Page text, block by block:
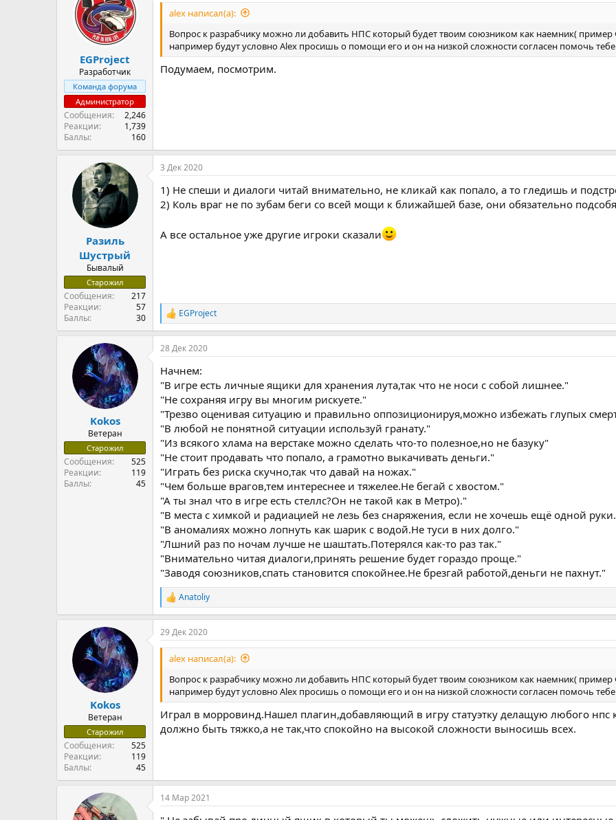
и
EGProject
Разработчик
Команда форума
Администратор
Сообщения
2,246
Реакции
1,739
Баллы
160
alex написал(а):
Вопрос к разрабчику можно ли добавить НПС который будет твоим союзником как наемник( пример
например будут условно Alex просишь о помощи его и он на низкой сложности согласен помочь тебе
Подумаем, посмотрим.
Разиль
Шустрый
Бывалый
Старожил
Сообщения
217
Реакции
57
Баллы
30
3 Дек 2020
1) Не спеши и диалоги читай внимательно, не кликай как попало, а то гледишь и
2) Коль враг не по зубам беги со всей мощи к ближайшей базе, они обязательно
А все остальное уже другие игроки сказали
Р
е
а
к
и
и
:
EGProject
Kokos
Ветеран
Старожил
Сообщения
525
Реакции
119
Баллы
45
28 Дек 2020
Начнем:
"В игре есть личные ящики для хранения лута,так что не носи с собой лишнее."
"Не сохраняя игру вы многим рискуете."
"Трезво оценивая ситуацию и правильно оппозиционируя,можно избежать глупых
"В любой не понятной ситуации используй гранату."
"Из всякого хлама на верстаке можно сделать что-то полезное,но не базуку"
"Не стоит продавать что попало, а грамотно выкачивать деньги."
"Играть без риска скучно,так что давай на ножах."
"Чем больше врагов,тем интереснее и тяжелее.Не бегай с хвостом."
"А ты знал что в игре есть стеллс?Он не такой как в Метро)."
"В места с химкой и радиацией не лезь без снаряжения, если не хочешь ещё одной
"В аномалиях можно лопнуть как шарик с водой.Не туси в них долго."
"Лшний раз по ночам лучше не шаштать.Потерялся как-то раз так."
"Внимательно читая диалоги,принять решение будет гораздо проще."
"Заводя союзников,спать становится спокойнее.Не брезгай работой,деньги не пахнут."
Р
е
а
к
ц
и
Anatoliy
Kokos
Ветеран
Старожил
Сообщения
525
Реакции
119
Баллы
45
29 Дек 2020
alex написал(а):
Вопрос к разрабчику можно ли добавить НПС который будет твоим союзником как наемник( пример
например будут условно Alex просишь о помощи его и он на низкой сложности согласен помочь тебе
Играл в морровинд.Нашел плагин,добавляющий в игру статуэтку делащую любого нпс
должно быть тяжко,а не так,что спокойно на высокой сложности выносишь всех.
14 Мар 2021